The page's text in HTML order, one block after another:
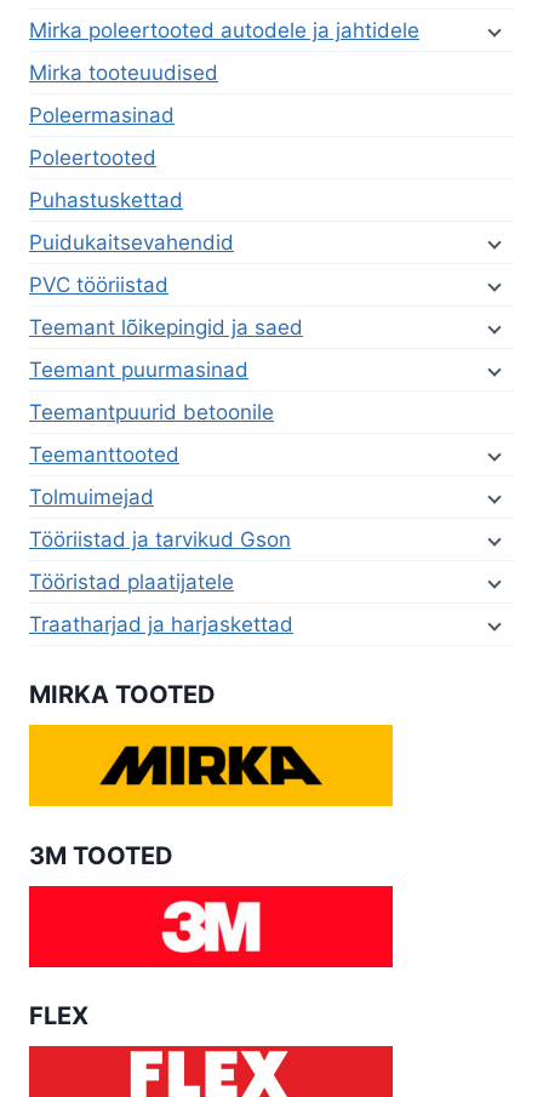
Mirka poleertooted autodele ja jahtidele
Mirka tooteuudised
Poleermasinad
Poleertooted
Puhastuskettad
Puidukaitsevahendid
PVC tööriistad
Teemant lõikepingid ja saed
Teemant puurmasinad
Teemantpuurid betoonile
Teemanttooted
Tolmuimejad
Tööriistad ja tarvikud Gson
Tööristad plaatijatele
Traatharjad ja harjaskettad
MIRKA TOOTED
3M TOOTED
FLEX